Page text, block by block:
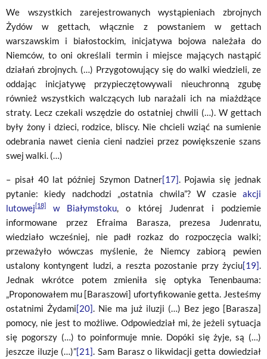
We wszystkich zarejestrowanych wystąpieniach zbrojnych
Żydów w gettach, włącznie z powstaniem w gettach
warszawskim i białostockim, inicjatywa bojowa należała do
Niemców, to oni określali termin i miejsce mających nastąpić
działań zbrojnych. (…) Przygotowujący się do walki wiedzieli, ze
oddając inicjatywę przypieczętowywali nieuchronną zgubę
również wszystkich walczących lub narażali ich na miażdżące
straty. Lecz czekali wszędzie do ostatniej chwili (…). W gettach
były żony i dzieci, rodzice, bliscy. Nie chcieli wziąć na sumienie
odebrania nawet cienia cieni nadziei przez powiększenie szans
swej walki. (…)
– pisał 40 lat później Szymon Datner[17] . Pojawia się jednak
pytanie: kiedy nadchodzi „ostatnia chwila”? W czasie akcji
lutowej[18] w Białymstoku , o której Judenrat i podziemie
informowane przez Efraima Barasza, prezesa Judenratu,
wiedziało wcześniej, nie padł rozkaz do rozpoczęcia walki;
przeważyło wówczas myślenie, że Niemcy zabiorą pewien
ustalony kontyngent ludzi, a reszta pozostanie przy życiu[19]
Jednak wkrótce potem zmieniła się optyka Tenenbauma:
„Proponowałem mu [Baraszowi] ufortyfikowanie getta. Jesteśmy
ostatnimi Żydami[20] . Nie ma już iluzji (…) Bez jego [Barasza]
pomocy, nie jest to możliwe. Odpowiedział mi, że jeżeli sytuacja
się pogorszy (…) to poinformuje mnie. Dopóki się żyje, są (…)
jeszcze iluzje (…)”[21] . Sam Barasz o likwidacji getta dowiedział